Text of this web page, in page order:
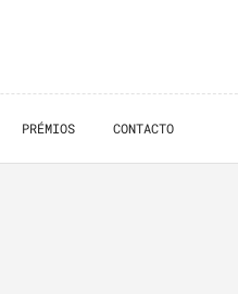
PRÉMIOS CONTACTO